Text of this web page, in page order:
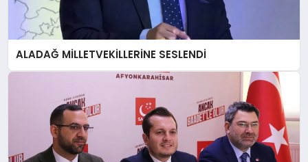
ALADAĞ MİLLETVEKİLLERİNE SESLENDİ